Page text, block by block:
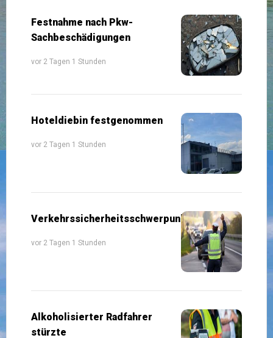
Festnahme nach Pkw-
Sachbeschädigungen
vor 2 Tagen 1 Stunden
Hoteldiebin festgenommen
vor 2 Tagen 1 Stunden
Verkehrssicherheitsschwerpunkte
vor 2 Tagen 1 Stunden
Alkoholisierter Radfahrer
stürzte